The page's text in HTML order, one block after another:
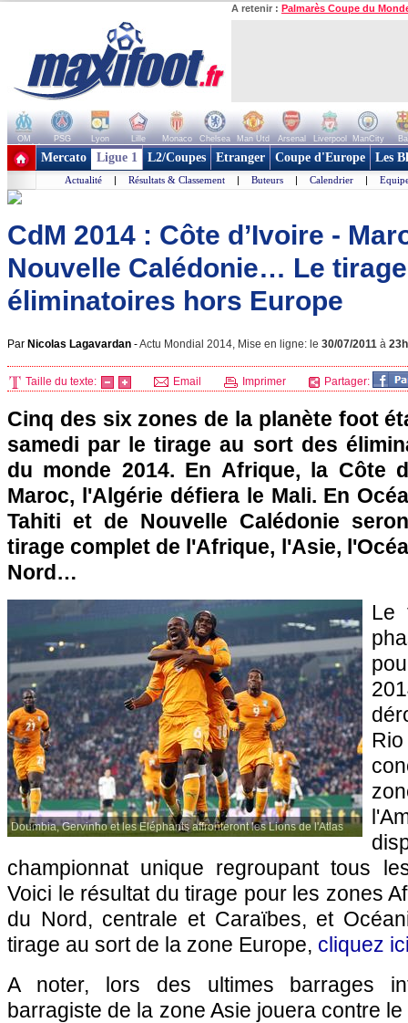
A retenir : Palmarès Coupe du
OM PSG Lyon Lille Monaco Chelsea Man Utd Arsenal Liverpool ManCity
+ de clubs
Mercato Ligue 1 L2/Coupes Etranger Coupe d'Europe Les
Actualité | Résultats & Classement | Buteurs | Calendrier |
CdM 2014 : Côte d’Ivoire -
Nouvelle Calédonie… Le
éliminatoires hors Europe
Par Nicolas Lagavardan -Actu Mondial 2014, Mise en ligne: le 30/07/2011 à
Taille du texte: Email Imprimer Partager:
Cinq des six zones de la planète foot
samedi par le tirage au sort des
du monde 2014. En Afrique, la Côte
Maroc, l'Algérie défiera le Mali. En
Tahiti et de Nouvelle Calédonie
tirage complet de l'Afrique, l'Asie,
Nord…
Doumbia, Gervinho et les Eléphants affronteront les Lions de l'Atlas
Le
championnat unique regroupant tous
Voici le résultat du tirage pour les zones
du Nord, centrale et Caraïbes, et
tirage au sort de la zone Europe, cliquez
A noter, lors des ultimes barrages
barragiste de la zone Asie jouera contre